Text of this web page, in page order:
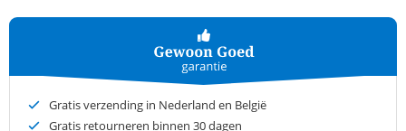
Gratis verzending in Nederland en België
Gratis retourneren binnen 30 dagen